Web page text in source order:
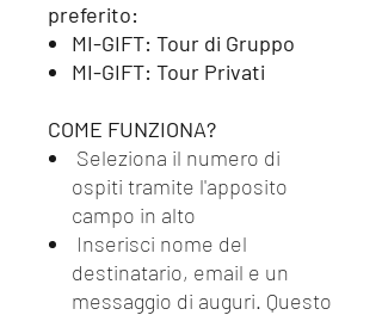
preferito:
MI-GIFT: Tour di Gruppo
MI-GIFT: Tour Privati
COME FUNZIONA?
Seleziona il numero di
ospiti tramite l'apposito
campo in alto
Inserisci nome del
destinatario, email e un
messaggio di auguri. Questo